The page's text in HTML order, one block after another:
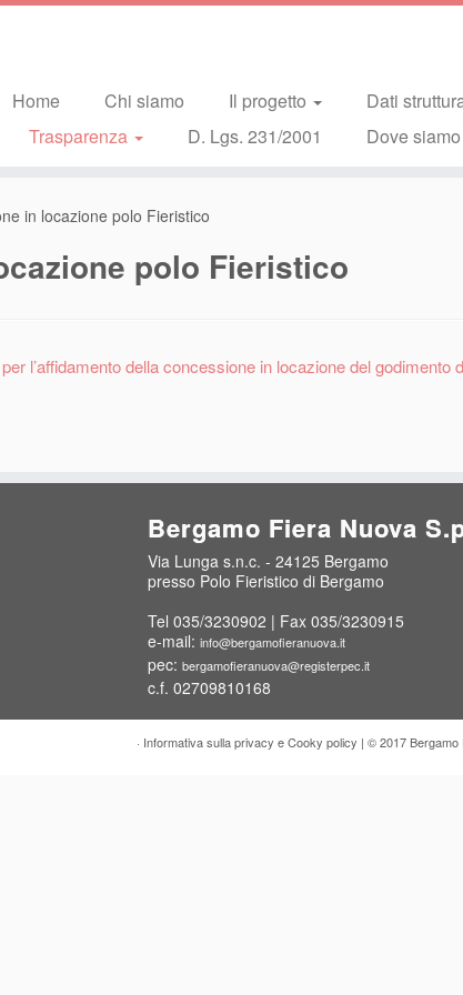
Home
Chi siamo Il progetto Dati
Trasparenza
D. Lgs. 231/2001 Dove siamo
in locazione polo Fieristico
polo Fieristico
l’affidamento della concessione in locazione del godimento
Bergamo Fiera Nuova
Via Lunga s.n.c. - 24125 Bergamo
presso Polo Fieristico di Bergamo
Tel 035/3230902 | Fax 035/3230915
e-mail: info@bergamofieranuova.it
pec: bergamofieranuova@registerpec.it
c.f. 02709810168
· Informativa sulla privacy e Cooky policy | © 2017 Bergamo